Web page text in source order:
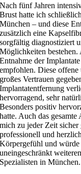
Nach fünf Jahren
Brust hatte ich
München – und diese
zusätzlich eine
sorgfältig diagnostiziert
Möglichkeiten bestehen.
Entnahme der
empfohlen. Diese
großes Vertrauen
Implantatentfernung
hervorragend, sehr
Besonders positiv
hatte. Auch das gesamte
mich zu jeder Zeit
professionell und
Körpergefühl und
uneingeschränkt
Spezialisten in München.